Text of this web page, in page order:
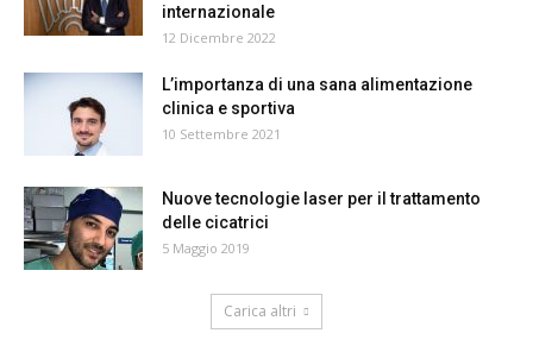
internazionale
12 Dicembre 2022
L’importanza di una sana alimentazione
clinica e sportiva
10 Settembre 2021
Nuove tecnologie laser per il trattamento
delle cicatrici
5 Maggio 2019
Carica altri